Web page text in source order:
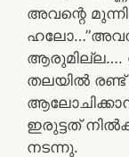
അവന്റെ
ഹലോ…”അവൻ
ആരുമില്ല….
തലയിൽ
ഇരുട്ടത്
നടന്നു.